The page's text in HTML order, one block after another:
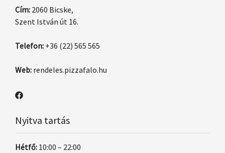
Cím: 2060 Bicske,
Szent István út 16.
Telefon: +36 (22) 565 565
Web: rendeles.pizzafalo.hu
Nyitva tartás
Hétfő: 10:00 – 22:00